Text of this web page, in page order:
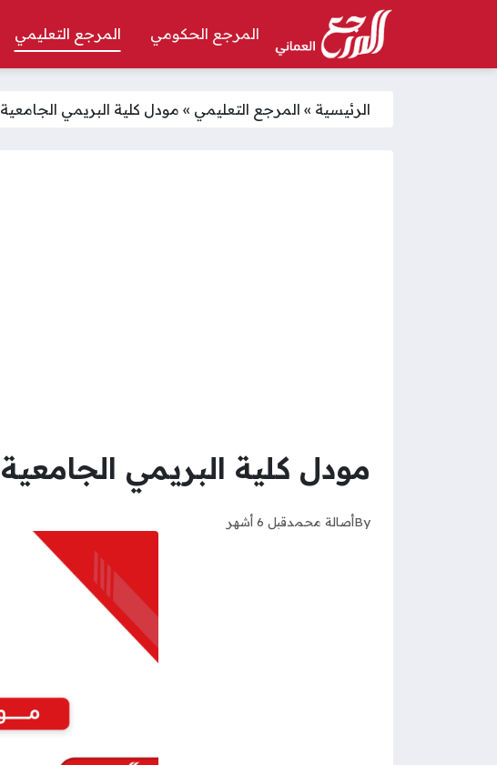
المرجع الحكومي المرجع التعليمي
الرئيسية » المرجع التعليمي » مودل كلية البريمي الجامعية BUC Moodle تسجيل الدخول
مودل كلية البريمي الجامعية BUC Moodle تسجيل الدخول
Byأصالة محمدقبل 6 أشهر